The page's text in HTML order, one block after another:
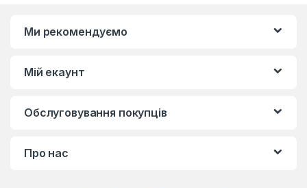
Ми рекомендуємо
Мій екаунт
Обслуговування покупців
Про нас